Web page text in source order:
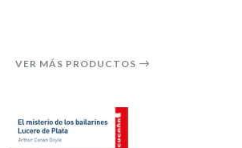
VER MÁS PRODUCTOS